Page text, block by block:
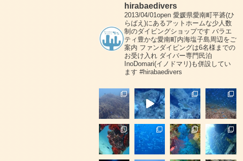
hirabaedivers
2013/04/01open愛媛県愛南町平碆(ひ
らばえ)にあるアットホームな少人数
制のダイビングショップです バラエ
ティ豊かな愛南町内海塩子島周辺をご
案内 ファンダイビングは6名様までの
お受け入れダイバー専門民泊
InoDomari(イノドマリ)も併設してい
ます #hirabaedivers